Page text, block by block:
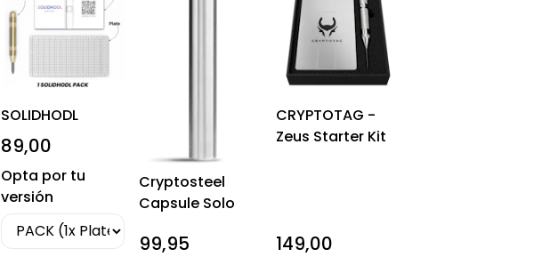
SOLIDHODL
89,00
Opta por tu
versión
Cryptosteel
Capsule Solo
99,95
CRYPTOTAG -
Zeus Starter Kit
149,00